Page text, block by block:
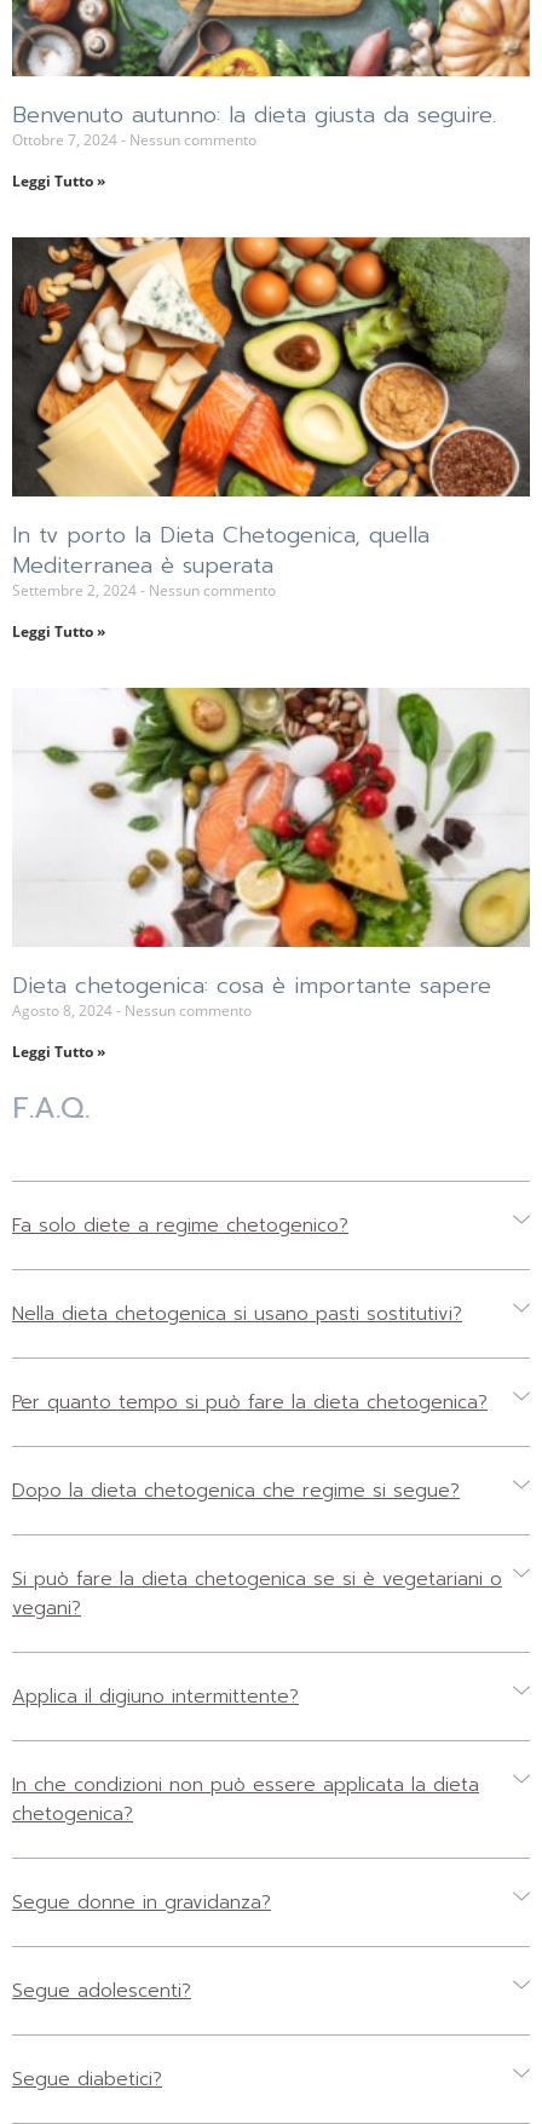
Benvenuto autunno: la dieta giusta da seguire.
Ottobre 7, 2024
Nessun commento
Leggi Tutto »
In tv porto la Dieta Chetogenica, quella
Mediterranea è superata
Settembre 2, 2024
Nessun commento
Leggi Tutto »
Dieta chetogenica: cosa è importante sapere
Agosto 8, 2024
Nessun commento
Leggi Tutto »
F.A.Q.
Fa solo diete a regime chetogenico?
Nella dieta chetogenica si usano pasti sostitutivi?
Per quanto tempo si può fare la dieta chetogenica?
Dopo la dieta chetogenica che regime si segue?
Si può fare la dieta chetogenica se si è vegetariani o
vegani?
Applica il digiuno intermittente?
In che condizioni non può essere applicata la dieta
chetogenica?
Segue donne in gravidanza?
Segue adolescenti?
Segue diabetici?